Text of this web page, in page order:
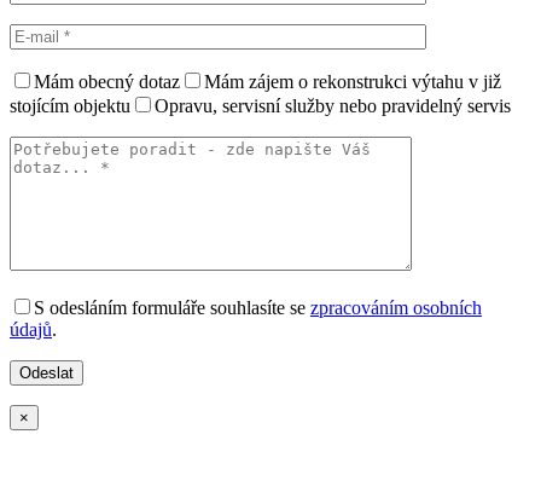
Mám obecný dotaz
Mám zájem o rekonstrukci výtahu v již
stojícím objektu
Opravu, servisní služby nebo pravidelný servis
S odesláním formuláře souhlasíte se zpracováním osobních
údajů.
×